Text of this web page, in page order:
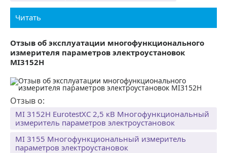
Читать
Отзыв об эксплуатации многофункционального
измерителя параметров электроустановок
MI3152H
Отзыв о:
MI 3152H EurotestXC 2,5 кВ Многофункциональный
измеритель параметров электроустановок
MI 3155 Многофункциональный измеритель
параметров электроустановок